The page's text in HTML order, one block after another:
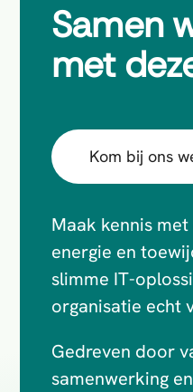
Samen
met
Kom bij ons
Maak kennis
energie en
slimme IT-
organisatie echt
Gedreven door
samenwerking